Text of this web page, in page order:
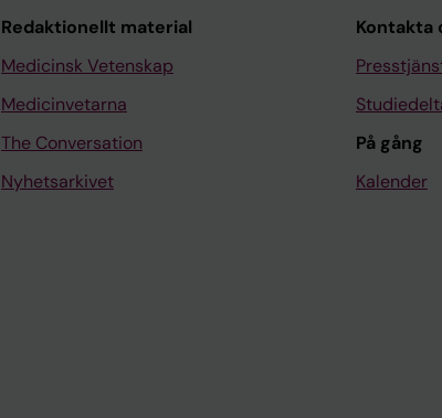
Redaktionellt material
Medicinsk Vetenskap
Medicinvetarna
The Conversation
Nyhetsarkivet
Kontakta
På gång
Kalender